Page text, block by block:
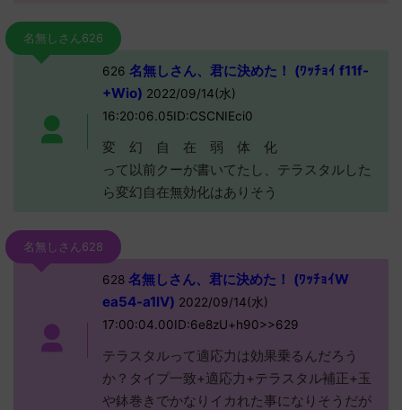
名無しさん626
626 名無しさん、君に決めた！ (ﾜｯﾁｮｲ f11f-
+Wio) 2022/09/14(水)
16:20:06.05ID:CSCNIEci0
変 幻 自 在 弱 体 化
って以前クーが書いてたし、テラスタルした
ら変幻自在無効化はありそう
名無しさん628
628名無しさん、君に決めた！ (ﾜｯﾁｮｲW
ea54-a1lV) 2022/09/14(水)
17:00:04.00ID:6e8zU+h90>>629
テラスタルって適応力は効果乗るんだろう
か？タイプ一致+適応力+テラスタル補正+玉
や鉢巻きでかなりイカれた事になりそうだが